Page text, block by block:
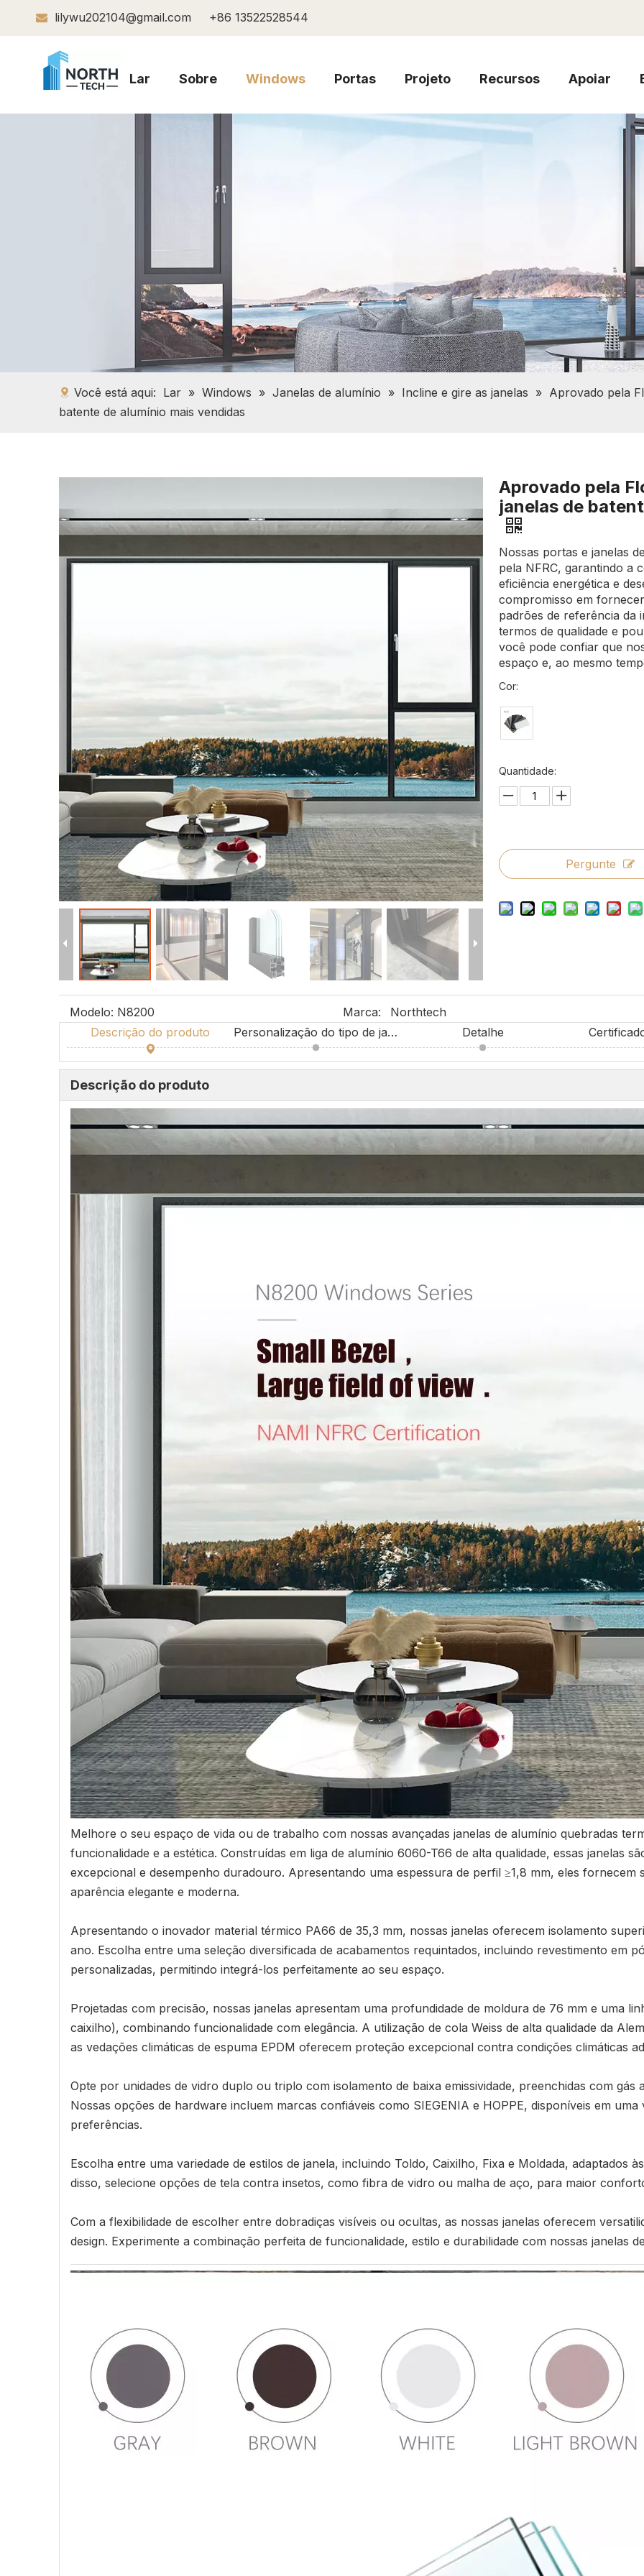
 lilywu202104@gmail.com +86 13522528544
Lar Sobre Windows Portas Projeto Recursos Apoiar
Você está aqui: Lar » Windows » Janelas de alumínio » Incline e gire as janelas » Aprovado pela
batente de alumínio mais vendidas
Aprovado pela
janelas de
Nossas portas e janelas
pela NFRC, garantindo a
eficiência energética e
compromisso em
padrões de referência da
termos de qualidade e
você pode confiar que
espaço e, ao mesmo
Cor:
Quantidade:
Pergunte
Modelo: N8200 Marca:
Northtech
Descrição do produto
Personalização do tipo de janela Detalhe
Descrição do produto
Melhore o seu espaço de vida ou de trabalho com nossas avançadas janelas de alumínio quebradas
funcionalidade e a estética. Construídas em liga de alumínio 6060-T66 de alta qualidade, essas janelas
excepcional e desempenho duradouro. Apresentando uma espessura de perfil ≥1,8 mm, eles
aparência elegante e moderna.
Apresentando o inovador material térmico PA66 de 35,3 mm, nossas janelas oferecem isolamento
ano. Escolha entre uma seleção diversificada de acabamentos requintados, incluindo revestimento em
personalizadas, permitindo integrá-los perfeitamente ao seu espaço.
Projetadas com precisão, nossas janelas apresentam uma profundidade de moldura de 76 mm e uma
caixilho), combinando funcionalidade com elegância. A utilização de cola Weiss de alta qualidade da
as vedações climáticas de espuma EPDM oferecem proteção excepcional contra condições climáticas
Opte por unidades de vidro duplo ou triplo com isolamento de baixa emissividade, preenchidas com gás
Nossas opções de hardware incluem marcas confiáveis ​​como SIEGENIA e HOPPE, disponíveis em
preferências.
Escolha entre uma variedade de estilos de janela, incluindo Toldo, Caixilho, Fixa e Moldada, adaptados
disso, selecione opções de tela contra insetos, como fibra de vidro ou malha de aço, para maior
Com a flexibilidade de escolher entre dobradiças visíveis ou ocultas, as nossas janelas oferecem
design. Experimente a combinação perfeita de funcionalidade, estilo e durabilidade com nossas janelas